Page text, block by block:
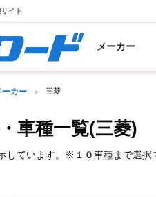
イト
メーカー
ーカー 三菱
車種一覧(三菱)
しています。※１０車種まで選択